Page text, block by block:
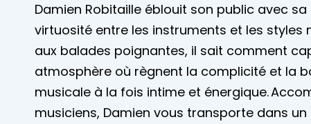
Damien Robitaille éblouit son public avec
virtuosité entre les instruments et les styles
aux balades poignantes, il sait comment
atmosphère où règnent la complicité et la
musicale à la fois intime et énergique.
musiciens, Damien vous transporte dans